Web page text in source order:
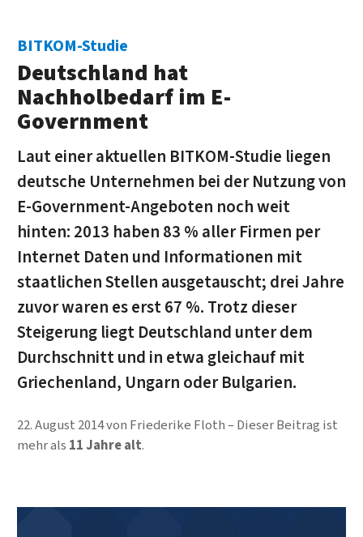
BITKOM-Studie
Deutschland hat
Nachholbedarf im E-
Government
Laut einer aktuellen BITKOM-Studie liegen
deutsche Unternehmen bei der Nutzung von
E-Government-Angeboten noch weit
hinten: 2013 haben 83 % aller Firmen per
Internet Daten und Informationen mit
staatlichen Stellen ausgetauscht; drei Jahre
zuvor waren es erst 67 %. Trotz dieser
Steigerung liegt Deutschland unter dem
Durchschnitt und in etwa gleichauf mit
Griechenland, Ungarn oder Bulgarien.
22. August 2014von Friederike Floth
Dieser Beitrag ist
mehr als 11 Jahre alt.